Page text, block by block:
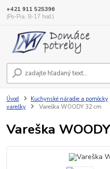
+421 911 525396
(Po-Pia, 8-17 hod.)
Úvod Kuchynské náradie a pomôcky
varešky
Vareška WOODY 32 cm
Vareška